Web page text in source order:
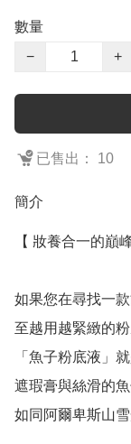
數量
−
+
已售出： 10
簡介
【 妝養合一的巔
如果您在尋找一
至越用越緊緻的
「魚子粉底液」
遮瑕膏與絲滑的
如同阿爾卑斯山